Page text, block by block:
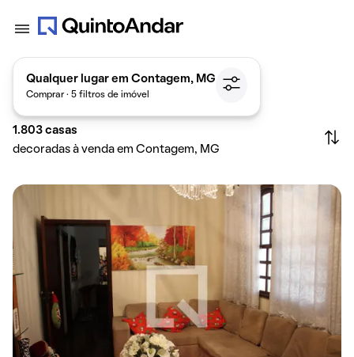
Qualquer lugar em Contagem, MG
Comprar · 5 filtros de imóvel
1.803 casas
decoradas à venda em Contagem, MG